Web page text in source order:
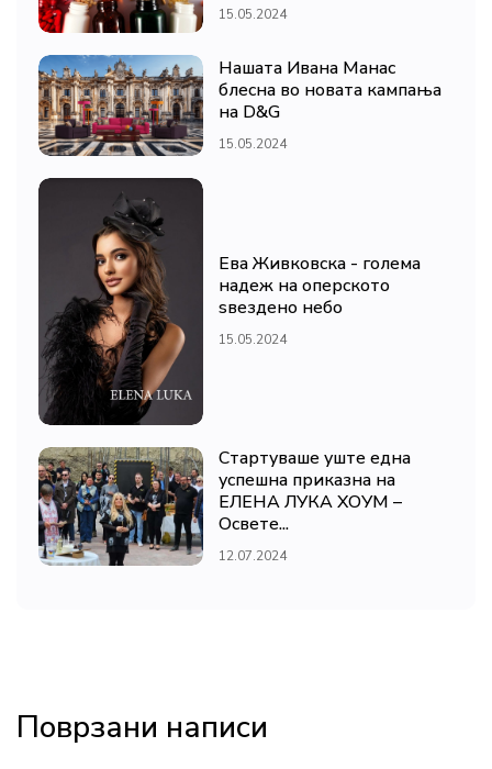
15.05.2024
Нашата Ивана Манас
блесна во новата кампања
на D&G
15.05.2024
Ева Живковска - голема
надеж на оперското
ѕвездено небо
15.05.2024
Стартуваше уште една
успешна приказна на
ЕЛЕНА ЛУКА ХОУМ –
Освете...
12.07.2024
Поврзани написи